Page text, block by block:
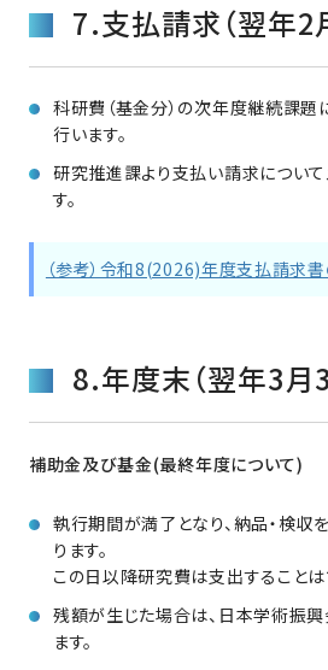
7.支払請求（翌年2
科研費（基金分）の次年度継続課
行います。
研究推進課より支払い請求につい
す。
（参考）令和8(2026)年度支払請求
8.年度末（翌年3月
補助金及び基金(最終年度について)
執行期間が満了となり、納品・検収
ります。
この日以降研究費は支出することは
残額が生じた場合は、日本学術振
ます。